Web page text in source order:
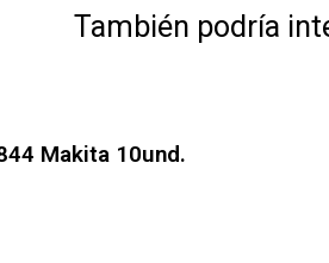
También podría
Makita 10und.